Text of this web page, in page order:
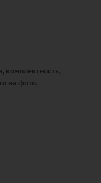
комплектность,
на фото.